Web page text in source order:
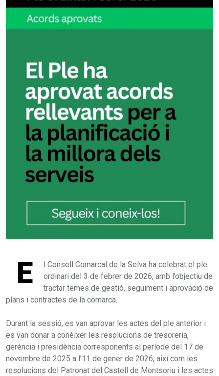
E
l Consell Comarcal de la Selva ha celebrat el ple
ordinari del 3 de febrer de 2026, amb l’objectiu de
tractar temes de gestió, seguiment i aprovació de
plans i contractes de la comarca.
Durant la sessió, es van aprovar les actes del ple anterior i
es van donar a conèixer les resolucions de tresoreria,
gerència i presidència corresponents al període del 17 de
novembre de 2025 a l’11 de gener de 2026, així com les
resolucions del Patronat del Castell de Montsoriu i les actes